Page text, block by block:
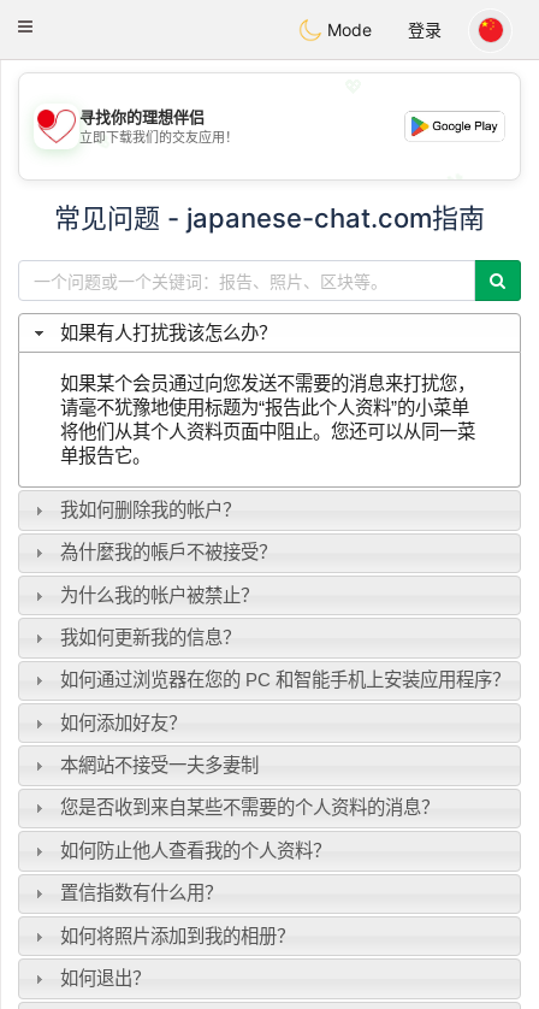
Chat
Toggle
Mode 登录
💖
💕
寻找你的理想伴侣
立即下载我们的交友应用！
常见问题 - japanese-chat.com指南
如果有人打扰我该怎么办？
如果某个会员通过向您发送不需要的消息来打扰您，
请毫不犹豫地使用标题为“报告此个人资料”的小菜单
将他们从其个人资料页面中阻止。您还可以从同一菜
单报告它。
我如何删除我的帐户？
為什麼我的帳戶不被接受？
为什么我的帐户被禁止？
我如何更新我的信息？
如何通过浏览器在您的 PC 和智能手机上安装应用程序？
如何添加好友？
本網站不接受一夫多妻制
您是否收到来自某些不需要的个人资料的消息？
如何防止他人查看我的个人资料？
置信指数有什么用？
如何将照片添加到我的相册？
如何退出？